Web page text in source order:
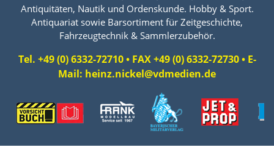
Antiquitäten, Nautik und Ordenskunde. Hobby & Sport.
Antiquariat sowie Barsortiment für Zeitgeschichte,
Fahrzeugtechnik & Sammlerzubehör.
Tel. +49 (0) 6332-72710 • FAX +49 (0) 6332-72730 • E-
Mail: heinz.nickel@vdmedien.de